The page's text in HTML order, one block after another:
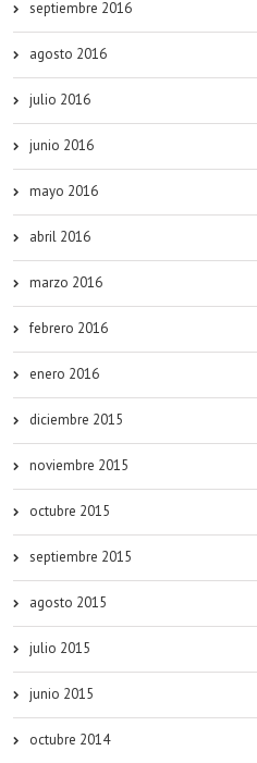
septiembre 2016
agosto 2016
julio 2016
junio 2016
mayo 2016
abril 2016
marzo 2016
febrero 2016
enero 2016
diciembre 2015
noviembre 2015
octubre 2015
septiembre 2015
agosto 2015
julio 2015
junio 2015
octubre 2014